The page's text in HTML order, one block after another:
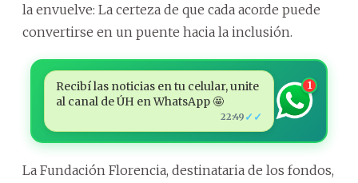
la envuelve: La certeza de que cada acorde puede
convertirse en un puente hacia la inclusión.
Recibí las noticias en tu celular, unite
al canal de ÚH en WhatsApp 🤩
22:49 ✓✓
1
La Fundación Florencia, destinataria de los fondos,